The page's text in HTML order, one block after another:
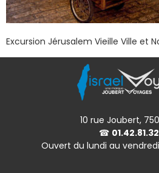
Excursion Jérusalem Vieille Ville et
10 rue Joubert,
☎
Ouvert du lundi au